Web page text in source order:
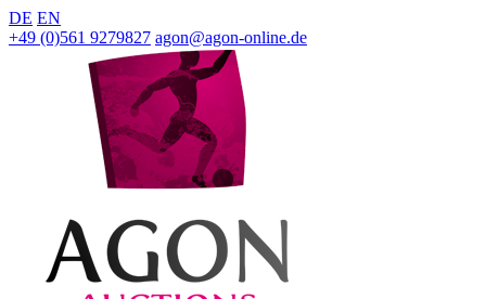
DE EN
+49 (0)561 9279827 agon@agon-online.de